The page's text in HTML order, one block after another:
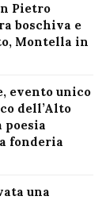
Pietro
boschiva e
Montella in
evento unico
dell’Alto
poesia
fonderia
una